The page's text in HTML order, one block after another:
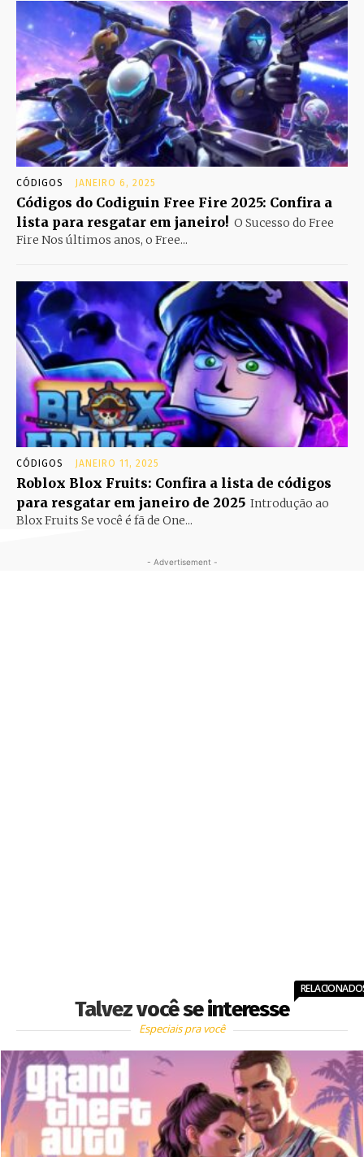
CÓDIGOS JANEIRO 6, 2025
Códigos do Codiguin Free Fire 2025: Confira a
lista para resgatar em janeiro! O Sucesso do Free
Fire Nos últimos anos, o Free...
CÓDIGOS JANEIRO 11, 2025
Roblox Blox Fruits: Confira a lista de códigos
para resgatar em janeiro de 2025 Introdução ao
Blox Fruits Se você é fã de One...
- Advertisement -
Talvez você se interesse
Especiais pra você